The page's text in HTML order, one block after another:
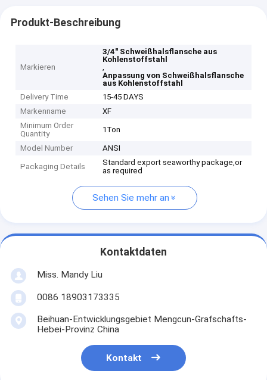
Produkt-Beschreibung
Markieren
3/4" Schweißhalsflansche aus
Kohlenstoffstahl
,
Anpassung von Schweißhalsflansche
aus Kohlenstoffstahl
Delivery Time
15-45 DAYS
Markenname
XF
Minimum Order
Quantity
1Ton
Model Number ANSI
Packaging Details
Standard export seaworthy package,or
as required
Sehen Sie mehr an
Kontaktdaten
Miss. Mandy Liu
0086 18903173335
Beihuan-Entwicklungsgebiet Mengcun-Grafschafts-
Hebei-Provinz China
Kontakt